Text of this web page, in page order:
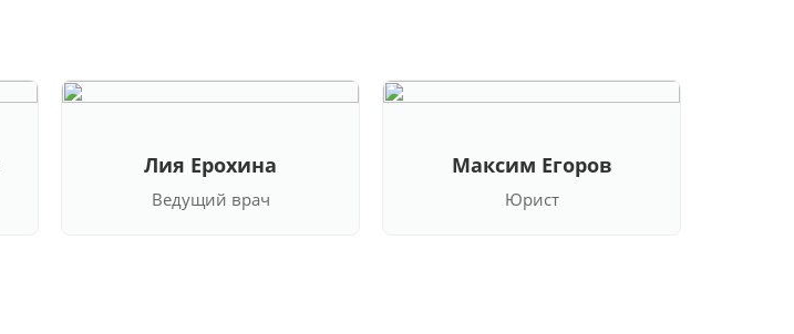
Лия Ерохина
Ведущий врач
Максим Егоров
Юрист